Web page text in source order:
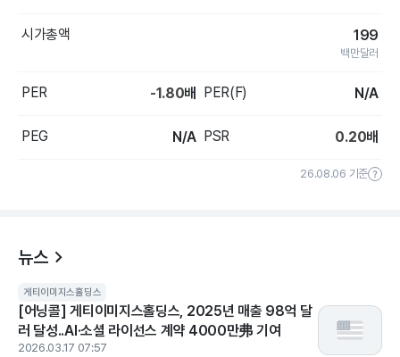
시가총액 199
백만달러
PER -1.80배 PER(F) N/A
PEG N/A PSR 0.20배
26.08.06 기준
뉴스
게티이미지스홀딩스
[어닝콜] 게티이미지스홀딩스, 2025년 매출 98억 달
러 달성..AI·소셜 라이선스 계약 4000만弗 기여
2026.03.17 07:57